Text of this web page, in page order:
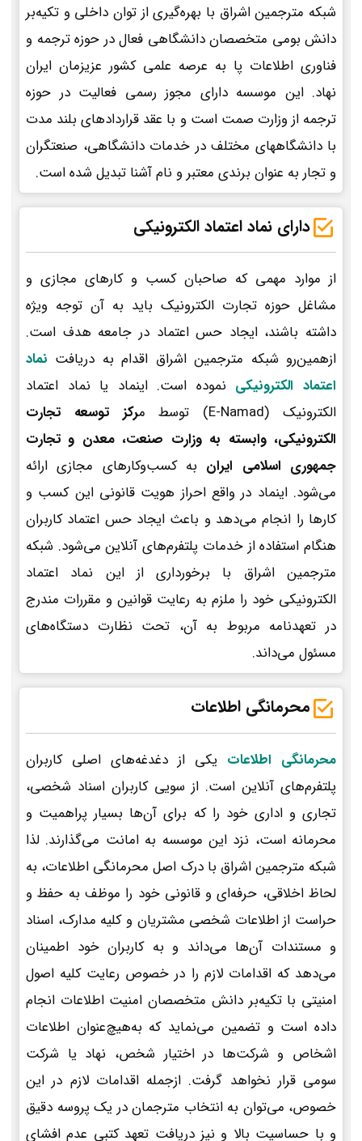
شبکه مترجمین اشراق با بهره‌گیری از توان داخلی و تکیه‌بر
دانش بومی متخصصان دانشگاهی فعال در حوزه ترجمه و
فناوری اطلاعات پا به عرصه علمی کشور عزیزمان ایران
نهاد. این موسسه دارای مجوز رسمی فعالیت در حوزه
ترجمه از وزارت صمت است و با عقد قراردادهای بلند مدت
با دانشگاههای مختلف در خدمات دانشگاهی، صنعتگران
و تجار به عنوان برندی معتبر و نام آشنا تبدیل شده است.
دارای نماد اعتماد الکترونیکی
از موارد مهمی که صاحبان کسب و کارهای مجازی و
مشاغل حوزه تجارت الکترونیک باید به آن توجه ویژه
داشته باشند، ایجاد حس اعتماد در جامعه هدف است.
ازهمین‌رو شبکه مترجمین اشراق اقدام به دریافت نماد
اعتماد الکترونیکی نموده است. اینماد یا نماد اعتماد
الکترونیک (E-Namad) توسط م
رکز توسعه تجارت
الکترونیکی، وابسته به وزارت صنعت، معدن و تجارت
جمهوری اسلامی ایران به کسب‌وکارهای مجازی ارائه
می‌شود. اینماد در واقع احراز هویت قانونی این کسب و
کارها را انجام می‌دهد و باعث ایجاد حس اعتماد کاربران
هنگام استفاده از خدمات پلتفرم‌های آنلاین می‌شود. شبکه
مترجمین اشراق با برخورداری از این نماد اعتماد
الکترونیکی خود را ملزم به رعایت قوانین و مقررات مندرج
در تعهدنامه مربوط به آن، تحت نظارت دستگاه‌های
مسئول می‌داند.
محرمانگی اطلاعات
محرمانگی اطلاعات یکی از دغدغه‌های اصلی کاربران
پلتفرم‌های آنلاین است. از سویی کاربران اسناد شخصی،
تجاری و اداری خود را که برای آن‌ها بسیار پراهمیت و
محرمانه است، نزد این موسسه به امانت می‌گذارند. لذا
شبکه مترجمین اشراق با درک اصل محرمانگی اطلاعات، به
لحاظ اخلاقی، حرفه‌ای و قانونی خود را موظف به حفظ و
حراست از اطلاعات شخصی مشتریان و کلیه مدارک، اسناد
و مستندات آن‌ها می‌داند و به کاربران خود اطمینان
می‌دهد که اقدامات لازم را در خصوص رعایت کلیه اصول
امنیتی با تکیه‌بر دانش متخصصان امنیت اطلاعات انجام
داده است و تضمین می‌نماید که به‌هیچ‌عنوان اطلاعات
اشخاص و شرکت‌ها در اختیار شخص، نهاد یا شرکت
سومی قرار نخواهد گرفت. ازجمله اقدامات لازم در این
خصوص، می‌توان به انتخاب مترجمان در یک پروسه دقیق
و با حساسیت بالا و نیز دریافت تعهد کتبی عدم افشای